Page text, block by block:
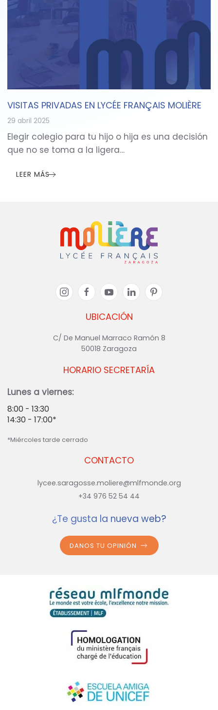
VISITAS PRIVADAS EN LYCÉE FRANÇAIS MOLIÈRE
29 abril 2025
Elegir colegio para tu hijo o hija es una decisión
que no se toma a la ligera…
LEER MÁS
UBICACIÓN
C/ De Manuel Marraco Ramón 8
50018 Zaragoza
CONTACTO
lycee.saragosse.moliere@mlfmonde.org
+34 976 52 54 44
HORARIO SECRETARÍA
Lunes a viernes:
8:00 - 13:30
14:30 - 17:00*
*Miércoles tarde cerrado
¿Te gusta la nueva web?
DANOS TU OPINIÓN